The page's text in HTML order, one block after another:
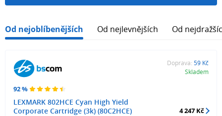
Od nejoblíbenějších Od nejlevnějších Od
92 %
LEXMARK 802HCE Cyan High Yield
Corporate Cartridge (3k) (80C2HCE)
Doprava: 59 Kč
Skladem
4 247 Kč